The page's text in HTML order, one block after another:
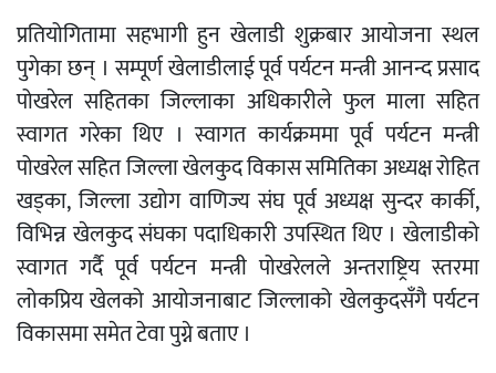
प्रतियोगितामा सहभागी हुन खेलाडी शुक्रबार आयोजना स्थल
पुगेका छन् । सम्पूर्ण खेलाडीलाई पूर्व पर्यटन मन्त्री आनन्द प्रसाद
पोखरेल सहितका जिल्लाका अधिकारीले फुल माला सहित
स्वागत गरेका थिए । स्वागत कार्यक्रममा पूर्व पर्यटन मन्त्री
पोखरेल सहित जिल्ला खेलकुद विकास समितिका अध्यक्ष रोहित
खड्का, जिल्ला उद्योग वाणिज्य संघ पूर्व अध्यक्ष सुन्दर कार्की,
विभिन्न खेलकुद संघका पदाधिकारी उपस्थित थिए । खेलाडीको
स्वागत गर्दै पूर्व पर्यटन मन्त्री पोखरेलले अन्तराष्ट्रिय स्तरमा
लोकप्रिय खेलको आयोजनाबाट जिल्लाको खेलकुदसँगै पर्यटन
विकासमा समेत टेवा पुग्ने बताए ।